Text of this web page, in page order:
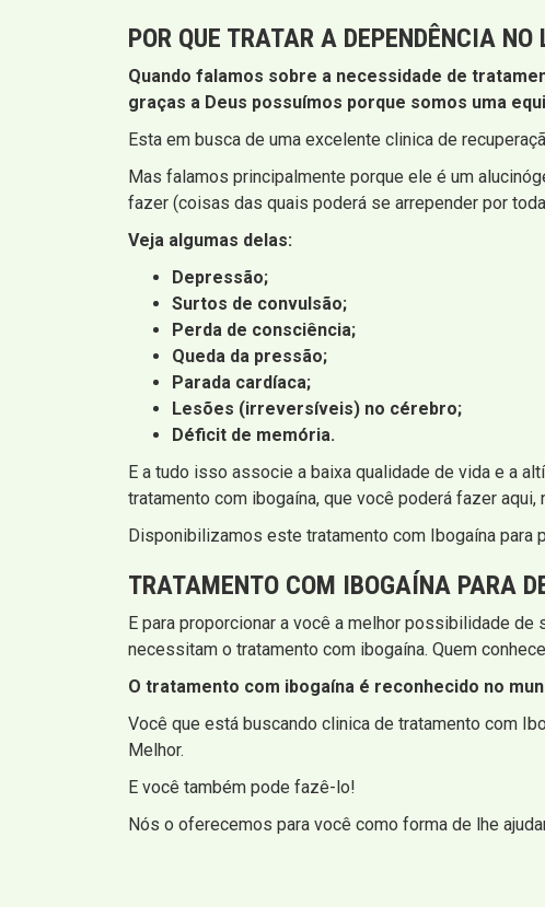
POR QUE TRATAR A DEPENDÊNCIA
Quando falamos sobre a necessidade de
graças a Deus possuímos porque somos uma
Esta em busca de uma excelente clinica de
Mas falamos principalmente porque ele é um
fazer (coisas das quais poderá se arrepender por
Veja algumas delas:
Depressão;
Surtos de convulsão;
Perda de consciência;
Queda da pressão;
Parada cardíaca;
Lesões (irreversíveis) no cérebro;
Déficit de memória.
E a tudo isso associe a baixa qualidade de vida e a
tratamento com ibogaína, que você poderá fazer aqui,
Disponibilizamos este tratamento com Ibogaína para
TRATAMENTO COM IBOGAÍNA PARA
E para proporcionar a você a melhor possibilidade
necessitam o tratamento com ibogaína. Quem
O tratamento com ibogaína é reconhecido no
Você que está buscando clinica de tratamento com
Melhor.
E você também pode fazê-lo!
Nós o oferecemos para você como forma de lhe